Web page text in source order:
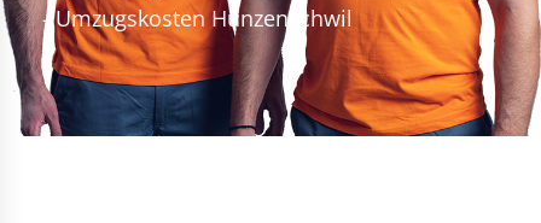
- Umzugskosten Hunzenschwil